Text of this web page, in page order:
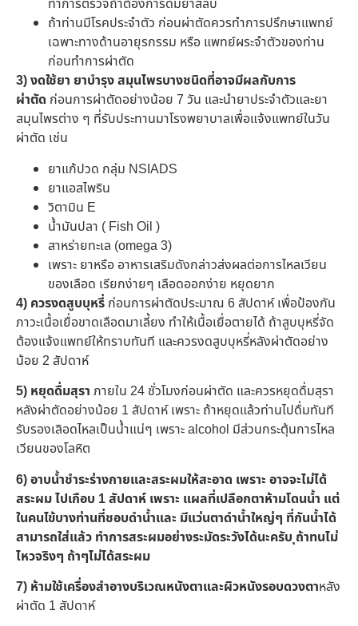
ทำการตรวจถ้าต้องการดมยาสลบ
ถ้าท่านมีโรคประจำตัว ก่อนผ่าตัดควรทำการปรึกษาแพทย์
เฉพาะทางด้านอายุรกรรม หรือ แพทย์ผระจำตัวของท่าน
ก่อนทำการผ่าตัด
3) งดใช้ยา ยาบำรุง สมุนไพรบางชนิดที่อาจมีผลกับการ
ผ่าตัด ก่อนการผ่าตัดอย่างน้อย 7 วัน และนำยาประจำตัวและยา
สมุนไพรต่าง ๆ ที่รับประทานมาโรงพยาบาลเพื่อแจ้งแพทย์ในวัน
ผ่าตัด เช่น
ยาแก้ปวด กลุ่ม NSIADS
ยาแอสไพริน
วิตามิน E
น้ำมันปลา ( Fish Oil )
สาหร่ายทะเล (omega 3)
เพราะ ยาหรือ อาหารเสริมดังกล่าวส่งผลต่อการไหลเวียน
ของเลือด เรียกง่ายๆ เลือดออกง่าย หยุดยาก
4) ควรงดสูบบุหรี่ ก่อนการผ่าตัดประมาณ 6 สัปดาห์ เพื่อป้องกัน
ภาวะเนื้อเยื่อขาดเลือดมาเลี้ยง ทำให้เนื้อเยื่อตายได้ ถ้าสูบบุหรี่จัด
ต้องแจ้งแพทย์ให้ทราบทันที และควรงดสูบบุหรี่หลังผ่าตัดอย่าง
น้อย 2 สัปดาห์
5) หยุดดื่มสุรา ภายใน 24 ชั่วโมงก่อนผ่าตัด และควรหยุดดื่มสุรา
หลังผ่าตัดอย่างน้อย 1 สัปดาห์ เพราะ ถ้าหยุดแล้วท่านไปดื่มทันที
รับรองเลิอดไหลเป็นน้ำแน่ๆ เพราะ alcohol มีส่วนกระตุ้นการไหล
เวียนของโลหิต
6) อาบน้ำชำระร่างกายและสระผมให้สะอาด เพราะ อาจจะไม่ได้
สระผม ไปเกือบ 1 สัปดาห์ เพราะ แผลที่เปลือกตาห้ามโดนน้ำ แต่
ในคนไข้บางท่านที่ชอบดำน้ำและ มีแว่นตาดำน้ำใหญ่ๆ ที่กันน้ำได้
สามารถใส่แล้ว ทำการสระผมอย่างระมัดระวังได้นะครับ ุถ้าทนไม่
ไหวจริงๆ ถ้าๆไม่ได้สระผม
7) ห้ามใช้เครื่องสำอางบริเวณหนังตาและผิวหนังรอบดวงตาหลัง
ผ่าตัด 1 สัปดาห์